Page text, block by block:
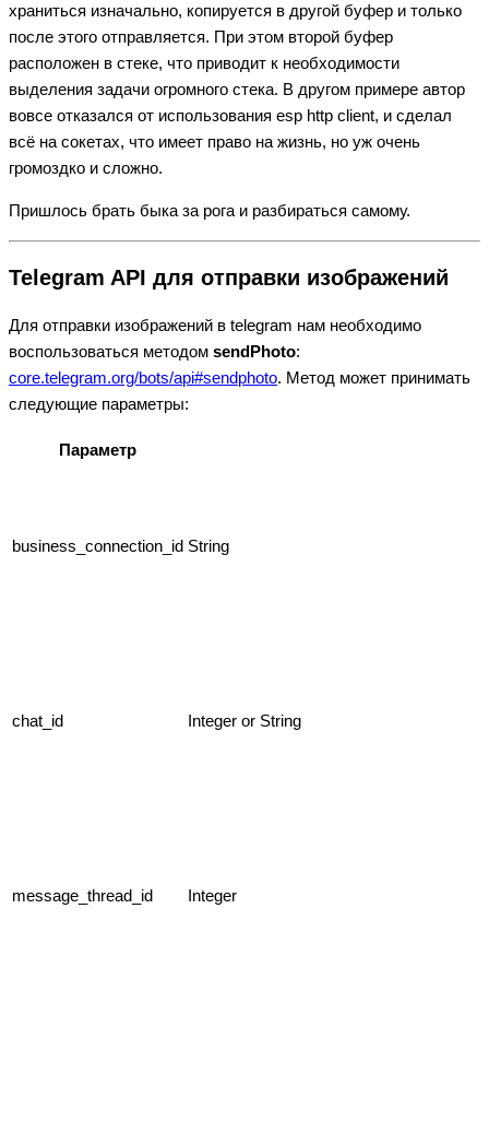
храниться изначально, копируется в другой буфер и только
после этого отправляется. При этом второй буфер
расположен в стеке, что приводит к необходимости
выделения задачи огромного стека. В другом примере автор
вовсе отказался от использования esp http client, и сделал
всё на сокетах, что имеет право на жизнь, но уж очень
громоздко и сложно.
Пришлось брать быка за рога и разбираться самому.
Telegram API для отправки изображений
Для отправки изображений в telegram нам необходимо
воспользоваться методом sendPhoto:
core.telegram.org/bots/api#sendphoto. Метод может принимать
следующие параметры:
Параметр
business_connection_id String
chat_id Integer or String
message_thread_id Integer